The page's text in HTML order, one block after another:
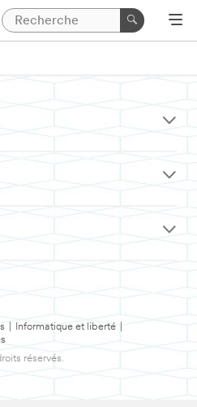
Informatique et liberté
réservés.